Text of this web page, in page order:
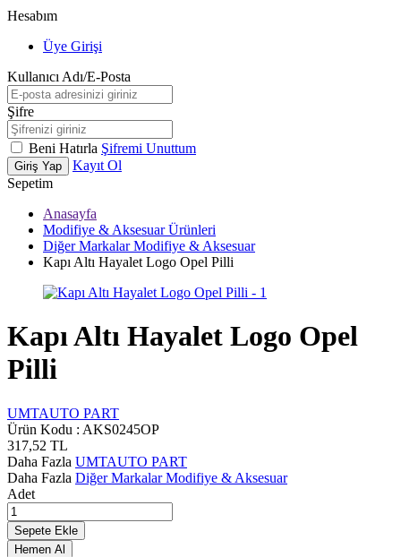
Hesabım
Üye Girişi
Kullanıcı Adı/E-Posta
Şifre
Beni Hatırla Şifremi Unuttum
Giriş Yap
Kayıt Ol
Sepetim
Anasayfa
Modifiye & Aksesuar Ürünleri
Diğer Markalar Modifiye & Aksesuar
Kapı Altı Hayalet Logo Opel Pilli
Kapı Altı Hayalet Logo Opel
Pilli
UMTAUTO PART
Ürün Kodu : AKS0245OP
317,52 TL
Daha Fazla UMTAUTO PART
Daha Fazla Diğer Markalar Modifiye & Aksesuar
Adet
Sepete Ekle
Hemen Al